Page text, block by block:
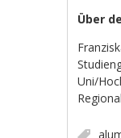
Über
Uni/